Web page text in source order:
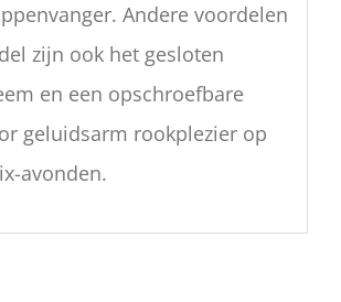
Andere voordelen
zijn ook het gesloten
en een opschroefbare
geluidsarm rookplezier op
avonden.